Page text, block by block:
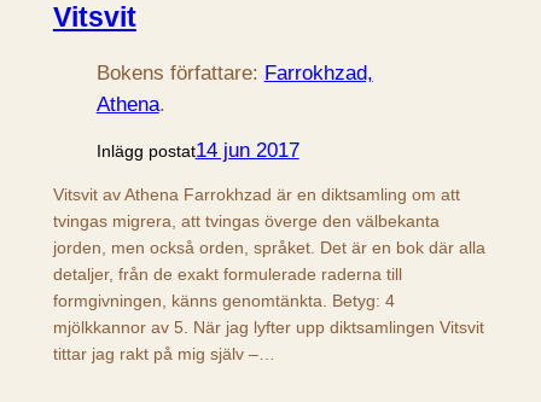
Vitsvit
Bokens författare: Farrokhzad,
Athena.
Inlägg postat14 jun 2017
Vitsvit av Athena Farrokhzad är en diktsamling om att
tvingas migrera, att tvingas överge den välbekanta
jorden, men också orden, språket. Det är en bok där alla
detaljer, från de exakt formulerade raderna till
formgivningen, känns genomtänkta. Betyg: 4
mjölkkannor av 5. När jag lyfter upp diktsamlingen Vitsvit
tittar jag rakt på mig själv –…